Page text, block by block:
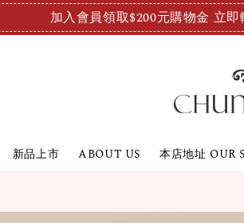
加入會員領取$200元購物金 立
新品上市 ABOUT US 本店地址 OUR